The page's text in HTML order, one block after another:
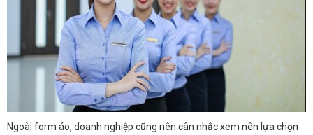
Ngoài form áo, doanh nghiệp cũng nên cân nhắc xem nên lựa chọn